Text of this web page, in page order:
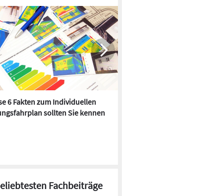
6 Fakten zum Individuellen
sollten Sie kennen
Fachbeiträge